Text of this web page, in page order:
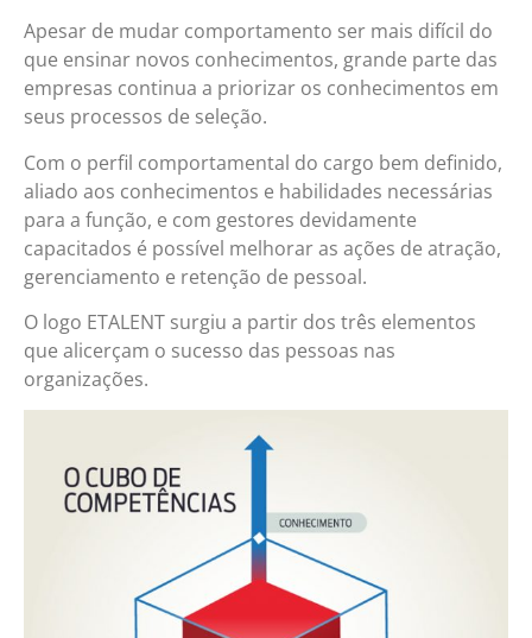
Apesar de mudar comportamento ser mais difícil do
que ensinar novos conhecimentos, grande parte das
empresas continua a priorizar os conhecimentos em
seus processos de seleção.
Com o perfil comportamental do cargo bem definido,
aliado aos conhecimentos e habilidades necessárias
para a função, e com gestores devidamente
capacitados é possível melhorar as ações de atração,
gerenciamento e retenção de pessoal.
O logo ETALENT surgiu a partir dos três elementos
que alicerçam o sucesso das pessoas nas
organizações.